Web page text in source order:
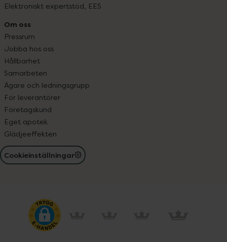
Elektroniskt expertstöd, EES
Om oss
Pressrum
Jobba hos oss
Hållbarhet
Samarbeten
Ägare och ledningsgrupp
För leverantörer
Företagskund
Eget apotek
Glädjeeffekten
Cookieinställningar